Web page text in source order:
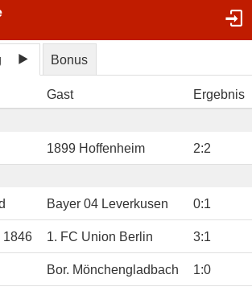
Bonus
Gast Ergebnis
1899 Hoffenheim 2:2
Bayer 04 Leverkusen 0:1
1846 1. FC Union Berlin 3:1
Bor. Mönchengladbach 1:0